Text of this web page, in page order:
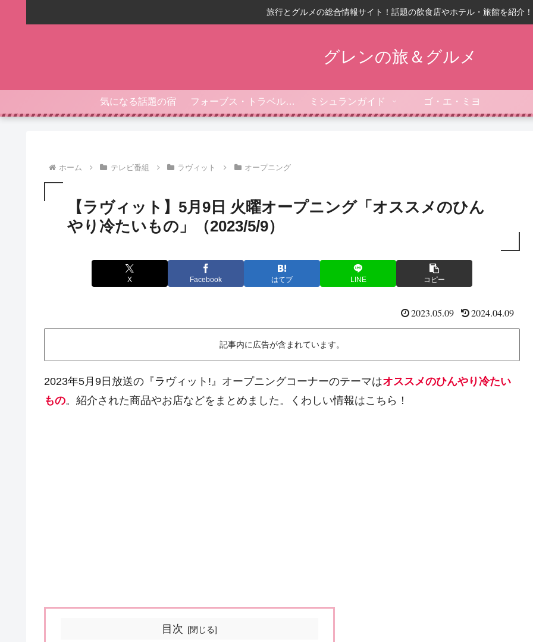
旅行とグルメの総合情報サイト！話題の飲食店やホテル・旅館を紹介！
グレンの旅＆グルメ
気になる話題の宿 フォーブス・トラベルガイド ミシュランガイド ゴ・エ・ミヨ
ホーム テレビ番組 ラヴィット オープニング
【ラヴィット】5月9日 火曜オープニング「オススメのひん
やり冷たいもの」（2023/5/9）
X Facebook はてブ LINE コピー
2023.05.09 2024.04.09
記事内に広告が含まれています。
2023年5月9日放送の『ラヴィット!』オープニングコーナーのテーマはオススメのひんやり冷たい
もの。紹介された商品やお店などをまとめました。くわしい情報はこちら！
目次